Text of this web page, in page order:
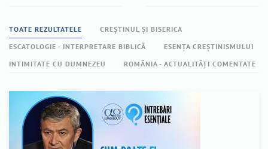
TOATE REZULTATELE
CREȘTINUL ȘI BISERICA
ESCATOLOGIE - INTERPRETARE BIBLICĂ
ESENȚA CREȘTINISMULUI
INTIMITATE CU DUMNEZEU
ROMÂNIA - ACTUALITĂȚI COMENTATE